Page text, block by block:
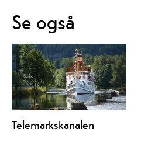
Se også
Telemarkskanalen